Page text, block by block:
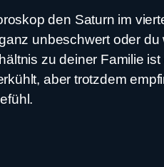
den Saturn im
unbeschwert oder du
zu deiner Familie
aber trotzdem